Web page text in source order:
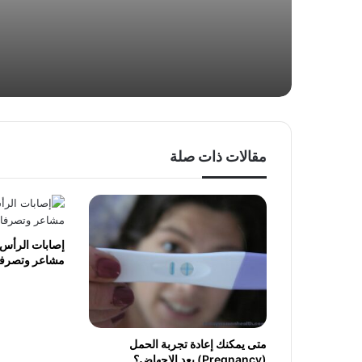
مقالات ذات صلة
متى يمكنك إعادة تجربة الحمل
(Pregnancy) بعد الإجهاض؟
إصابات
مشاعر